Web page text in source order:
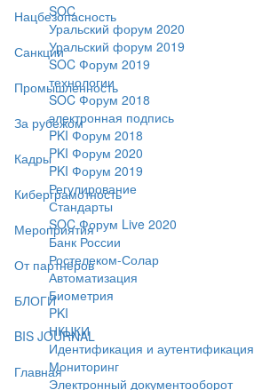
Нацбезопасность
Санкции
Промышленность
За рубежом
Кадры
Киберграмотность
Мероприятия
От партнёров
БЛОГИ
BIS JOURNAL
Главная
SOC
Уральский форум 2020
Уральский форум 2019
SOC Форум 2019
технологии
SOC Форум 2018
электронная подпись
PKI Форум 2018
PKI Форум 2020
PKI Форум 2019
Регулирование
Стандарты
SOC Форум Live 2020
Банк России
Ростелеком-Солар
Автоматизация
Биометрия
PKI
НКЦКИ
Идентификация и аутентификация
Мониторинг
Электронный документооборот